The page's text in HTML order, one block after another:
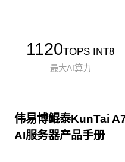
1120TOPS INT8
最大AI算力
伟易博鲲泰KunTai
AI服务器产品手册